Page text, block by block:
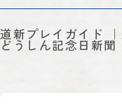
道新プレイガイド
どうしん記念日新聞